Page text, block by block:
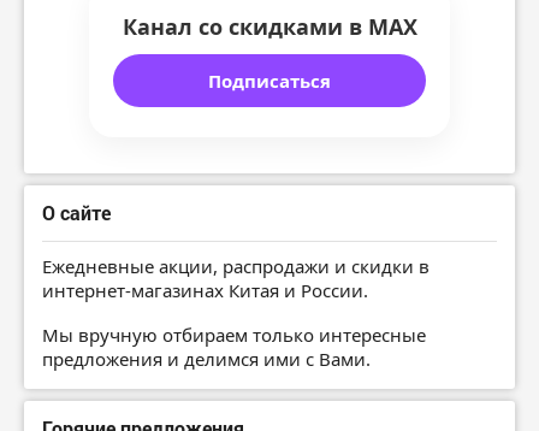
Канал со скидками в MAX
Подписаться
О сайте
Ежедневные акции, распродажи и скидки в
интернет-магазинах Китая и России.
Мы вручную отбираем только интересные
предложения и делимся ими с Вами.